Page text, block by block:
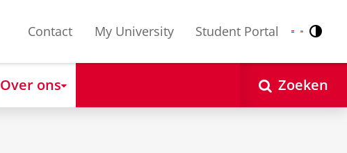
Contact My University Student Portal Nederlands
English
Over ons Zoeken